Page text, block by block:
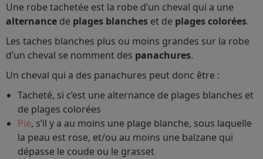
Une robe tachetée est la robe d’un cheval qui a une
alternance de plages blanches et de plages colorées.
Les taches blanches plus ou moins grandes sur la robe
d’un cheval se nomment des panachures.
Un cheval qui a des panachures peut donc être :
Tacheté, si c’est une alternance de plages blanches et
de plages colorées
Pie, s’il y a au moins une plage blanche, sous laquelle
la peau est rose, et/ou au moins une balzane qui
dépasse le coude ou le grasset